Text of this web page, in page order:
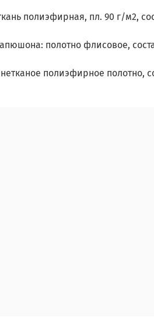
полиэфирная, пл. 90 г/м2,
полотно флисовое,
полиэфирное полотно,